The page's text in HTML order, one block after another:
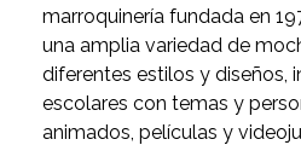
marroquinería fundada en
una amplia variedad de
diferentes estilos y diseños,
escolares con temas y
animados, películas y